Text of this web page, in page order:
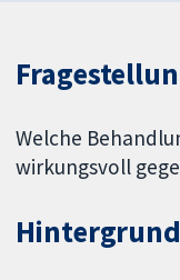
Welche
wirkungsvoll
Hintergrund